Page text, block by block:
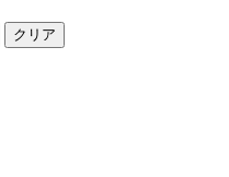
クリア